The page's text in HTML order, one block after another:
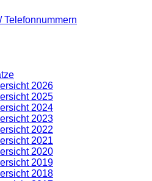
Telefonnummern
2026
2025
2024
2023
2022
2021
2020
2019
2018